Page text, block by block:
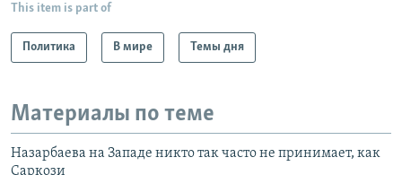
This item is part of
Политика В мире Темы дня
Материалы по теме
Назарбаева на Западе никто так часто не принимает, как
Саркози